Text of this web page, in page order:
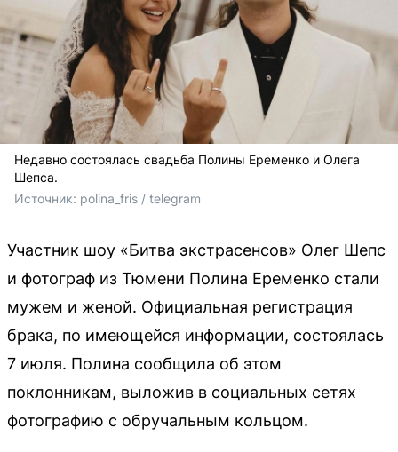
Недавно состоялась свадьба Полины Еременко и Олега
Шепса.
Источник: polina_fris / telegram
Участник шоу «Битва экстрасенсов» Олег Шепс
и фотограф из Тюмени Полина Еременко стали
мужем и женой. Официальная регистрация
брака, по имеющейся информации, состоялась
7 июля. Полина сообщила об этом
поклонникам, выложив в социальных сетях
фотографию с обручальным кольцом.